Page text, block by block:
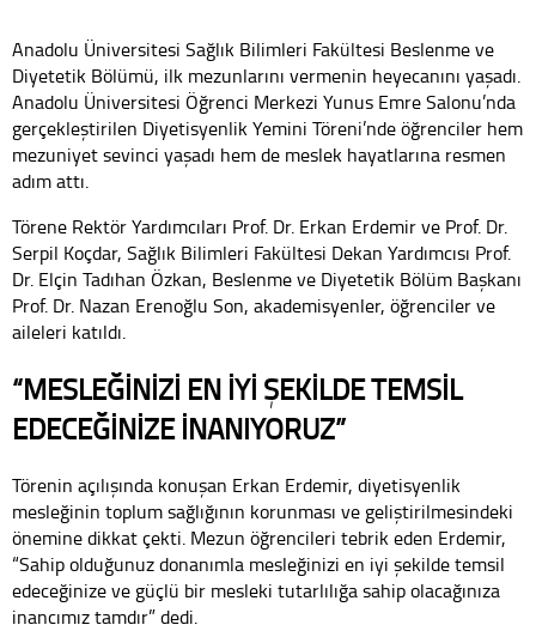
Anadolu Üniversitesi Sağlık Bilimleri Fakültesi Beslenme ve
Diyetetik Bölümü, ilk mezunlarını vermenin heyecanını yaşadı.
Anadolu Üniversitesi Öğrenci Merkezi Yunus Emre Salonu’nda
gerçekleştirilen Diyetisyenlik Yemini Töreni’nde öğrenciler hem
mezuniyet sevinci yaşadı hem de meslek hayatlarına resmen
adım attı.
Törene Rektör Yardımcıları Prof. Dr. Erkan Erdemir ve Prof. Dr.
Serpil Koçdar, Sağlık Bilimleri Fakültesi Dekan Yardımcısı Prof.
Dr. Elçin Tadıhan Özkan, Beslenme ve Diyetetik Bölüm Başkanı
Prof. Dr. Nazan Erenoğlu Son, akademisyenler, öğrenciler ve
aileleri katıldı.
“MESLEĞİNİZİ EN İYİ ŞEKİLDE TEMSİL
EDECEĞİNİZE İNANIYORUZ”
Törenin açılışında konuşan Erkan Erdemir, diyetisyenlik
mesleğinin toplum sağlığının korunması ve geliştirilmesindeki
önemine dikkat çekti. Mezun öğrencileri tebrik eden Erdemir,
“Sahip olduğunuz donanımla mesleğinizi en iyi şekilde temsil
edeceğinize ve güçlü bir mesleki tutarlılığa sahip olacağınıza
inancımız tamdır” dedi.